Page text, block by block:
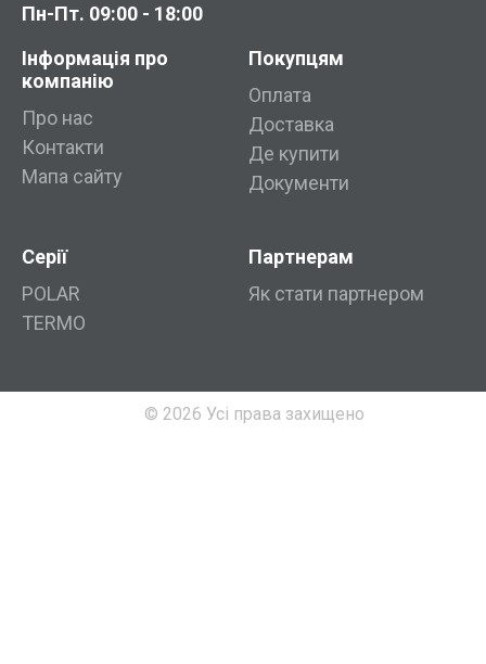
Пн-Пт. 09:00 - 18:00
Інформація про
компанію
Про нас
Контакти
Мапа сайту
Покупцям
Оплата
Доставка
Де купити
Документи
Серії
POLAR
TERMO
Партнерам
Як стати партнером
© 2026 Усі права захищено